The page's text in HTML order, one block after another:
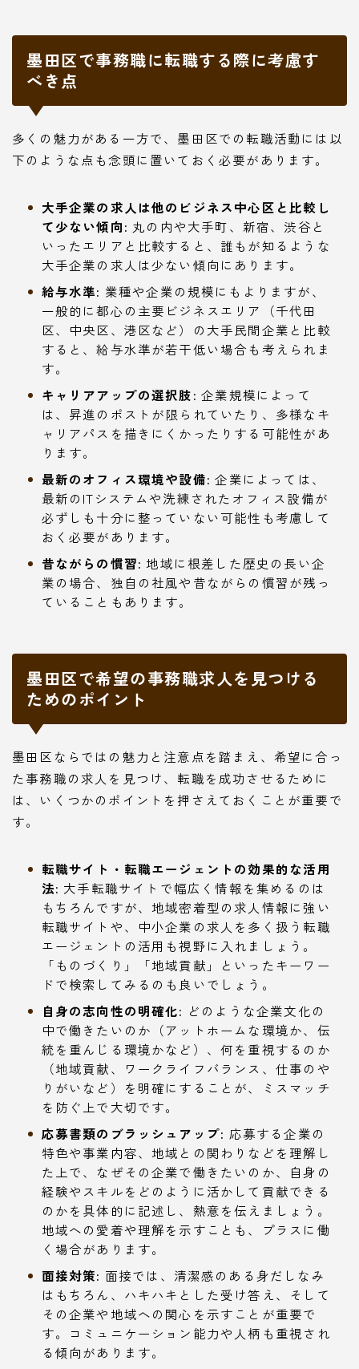
墨田区で事務職に転職する際に考慮す
べき点
多くの魅力がある一方で、墨田区での転職活動には以
下のような点も念頭に置いておく必要があります。
大手企業の求人は他のビジネス中心区と比較し
て少ない傾向: 丸の内や大手町、新宿、渋谷と
いったエリアと比較すると、誰もが知るような
大手企業の求人は少ない傾向にあります。
給与水準: 業種や企業の規模にもよりますが、
一般的に都心の主要ビジネスエリア（千代田
区、中央区、港区など）の大手民間企業と比較
すると、給与水準が若干低い場合も考えられま
す。
キャリアアップの選択肢: 企業規模によって
は、昇進のポストが限られていたり、多様なキ
ャリアパスを描きにくかったりする可能性があ
ります。
最新のオフィス環境や設備: 企業によっては、
最新のITシステムや洗練されたオフィス設備が
必ずしも十分に整っていない可能性も考慮して
おく必要があります。
昔ながらの慣習: 地域に根差した歴史の長い企
業の場合、独自の社風や昔ながらの慣習が残っ
ていることもあります。
墨田区で希望の事務職求人を見つける
ためのポイント
墨田区ならではの魅力と注意点を踏まえ、希望に合っ
た事務職の求人を見つけ、転職を成功させるために
は、いくつかのポイントを押さえておくことが重要で
す。
転職サイト・転職エージェントの効果的な活用
法: 大手転職サイトで幅広く情報を集めるのは
もちろんですが、地域密着型の求人情報に強い
転職サイトや、中小企業の求人を多く扱う転職
エージェントの活用も視野に入れましょう。
「ものづくり」「地域貢献」といったキーワー
ドで検索してみるのも良いでしょう。
自身の志向性の明確化: どのような企業文化の
中で働きたいのか（アットホームな環境か、伝
統を重んじる環境かなど）、何を重視するのか
（地域貢献、ワークライフバランス、仕事のや
りがいなど）を明確にすることが、ミスマッチ
を防ぐ上で大切です。
応募書類のブラッシュアップ: 応募する企業の
特色や事業内容、地域との関わりなどを理解し
た上で、なぜその企業で働きたいのか、自身の
経験やスキルをどのように活かして貢献できる
のかを具体的に記述し、熱意を伝えましょう。
地域への愛着や理解を示すことも、プラスに働
く場合があります。
面接対策: 面接では、清潔感のある身だしなみ
はもちろん、ハキハキとした受け答え、そして
その企業や地域への関心を示すことが重要で
す。コミュニケーション能力や人柄も重視され
る傾向があります。